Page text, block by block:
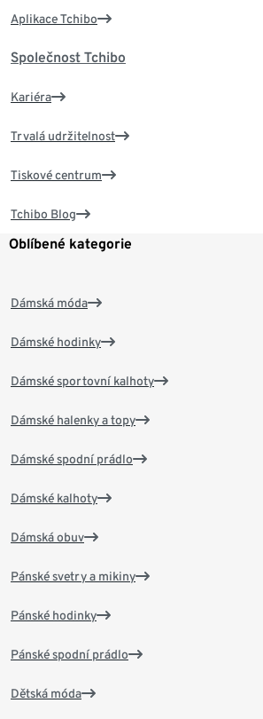
Aplikace Tchibo
Společnost Tchibo
Kariéra
Trvalá udržitelnost
Tiskové centrum
Tchibo Blog
Oblíbené kategorie
Dámská móda
Dámské hodinky
Dámské sportovní kalhoty
Dámské halenky a topy
Dámské spodní prádlo
Dámské kalhoty
Dámská obuv
Pánské svetry a mikiny
Pánské hodinky
Pánské spodní prádlo
Dětská móda